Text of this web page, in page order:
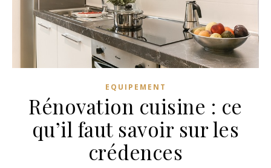
EQUIPEMENT
Rénovation cuisine : ce
qu’il faut savoir sur les
crédences